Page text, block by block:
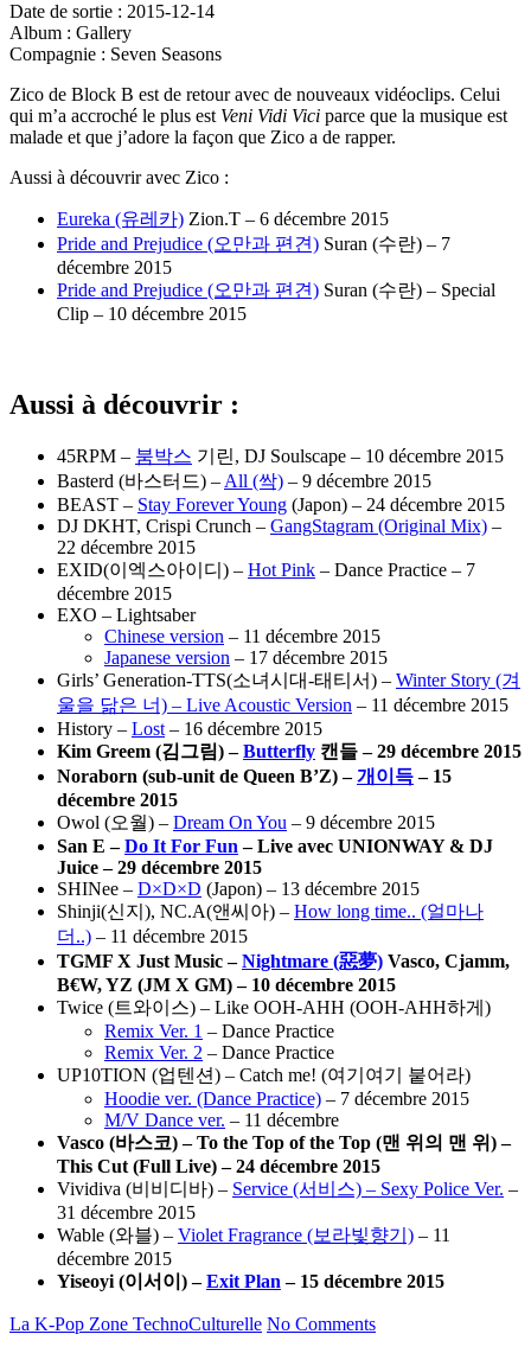
Date de sortie : 2015-12-14
Album : Gallery
Compagnie : Seven Seasons
Zico de Block B est de retour avec de nouveaux vidéoclips. Celui
qui m’a accroché le plus est Veni Vidi Vici parce que la musique est
malade et que j’adore la façon que Zico a de rapper.
Aussi à découvrir avec Zico :
Eureka (유레카) Zion.T – 6 décembre 2015
Pride and Prejudice (오만과 편견) Suran (수란) – 7
décembre 2015
Pride and Prejudice (오만과 편견) Suran (수란) – Special
Clip – 10 décembre 2015
Aussi à découvrir :
45RPM – 붐박스 기린, DJ Soulscape – 10 décembre 2015
Basterd (바스터드) – All (싹) – 9 décembre 2015
BEAST – Stay Forever Young (Japon) – 24 décembre 2015
DJ DKHT, Crispi Crunch – GangStagram (Original Mix) –
22 décembre 2015
EXID(이엑스아이디) – Hot Pink – Dance Practice – 7
décembre 2015
EXO – Lightsaber
Chinese version – 11 décembre 2015
Japanese version – 17 décembre 2015
Girls’ Generation-TTS(소녀시대-태티서) – Winter Story (겨
울을 닮은 너) – Live Acoustic Version – 11 décembre 2015
History – Lost – 16 décembre 2015
Kim Greem (김그림) –Butterfly 캔들 – 29 décembre 2015
Noraborn (sub-unit de Queen B’Z) –개이득– 15
décembre 2015
Owol (오월) – Dream On You – 9 décembre 2015
San E –Do It For Fun – Live avec UNIONWAY & DJ
Juice – 29 décembre 2015
SHINee – D×D×D (Japon) – 13 décembre 2015
Shinji(신지), NC.A(앤씨아) – How long time.. (얼마나
더..) – 11 décembre 2015
TGMF X Just Music –Nightmare (惡夢) Vasco, Cjamm,
B€W, YZ (JM X GM) – 10 décembre 2015
Twice (트와이스) – Like OOH-AHH (OOH-AHH하게)
Remix Ver. 1 – Dance Practice
Remix Ver. 2 – Dance Practice
UP10TION (업텐션) – Catch me! (여기여기 붙어라)
Hoodie ver. (Dance Practice) – 7 décembre 2015
M/V Dance ver. – 11 décembre
Vasco (바스코) – To the Top of the Top (맨 위의 맨 위 ) –
This Cut (Full Live) – 24 décembre 2015
Vividiva (비비디바) – Service (서비스) – Sexy Police Ver. –
31 décembre 2015
Wable (와블) – Violet Fragrance (보라빛향기) – 11
décembre 2015
Yiseoyi (이서이) –Exit Plan – 15 décembre 2015
La K-Pop Zone TechnoCulturelle No Comments